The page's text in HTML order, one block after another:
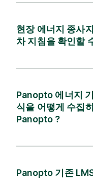
현장 에너지 종사
차 지침을 확인할
Panopto 에너지
식을 어떻게 수집
Panopto ?
Panopto 기존